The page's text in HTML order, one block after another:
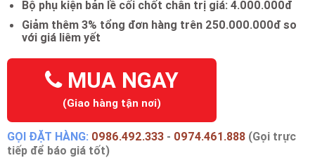
Bộ phụ kiện bản lề cối chốt chân trị giá: 4.000.000đ
Giảm thêm 3% tổng đơn hàng trên 250.000.000đ so
với giá liêm yết
MUA NGAY
(Giao hàng tận nơi)
GỌI ĐẶT HÀNG: 0986.492.333 - 0974.461.888 (Gọi trực
tiếp để báo giá tốt)